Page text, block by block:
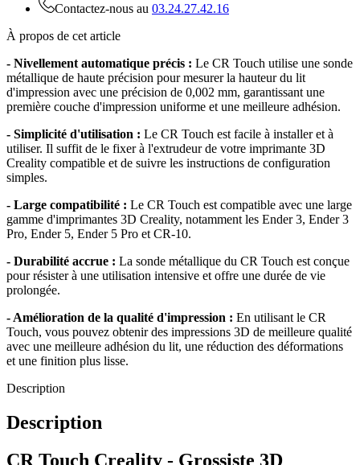
Contactez-nous au 03.24.27.42.16
À propos de cet article
- Nivellement automatique précis : Le CR Touch utilise une sonde
métallique de haute précision pour mesurer la hauteur du lit
d'impression avec une précision de 0,002 mm, garantissant une
première couche d'impression uniforme et une meilleure adhésion.
- Simplicité d'utilisation : Le CR Touch est facile à installer et à
utiliser. Il suffit de le fixer à l'extrudeur de votre imprimante 3D
Creality compatible et de suivre les instructions de configuration
simples.
- Large compatibilité : Le CR Touch est compatible avec une large
gamme d'imprimantes 3D Creality, notamment les Ender 3, Ender 3
Pro, Ender 5, Ender 5 Pro et CR-10.
- Durabilité accrue : La sonde métallique du CR Touch est conçue
pour résister à une utilisation intensive et offre une durée de vie
prolongée.
- Amélioration de la qualité d'impression : En utilisant le CR
Touch, vous pouvez obtenir des impressions 3D de meilleure qualité
avec une meilleure adhésion du lit, une réduction des déformations
et une finition plus lisse.
Description
Description
CR Touch Creality - Grossiste 3D